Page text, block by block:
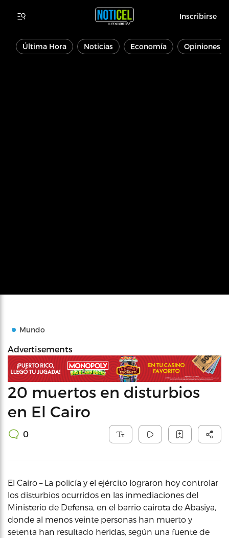
Inscribirse
Última Hora Noticias Economía Opiniones
Mundo
Advertisements
20 muertos en disturbios
en El Cairo
0
El Cairo – La policía y el ejército lograron hoy controlar
los disturbios ocurridos en las inmediaciones del
Ministerio de Defensa, en el barrio cairota de Abasiya,
donde al menos veinte personas han muerto y
setenta han resultado heridas, según una fuente de